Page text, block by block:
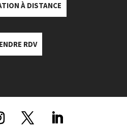
À DISTANCE
RDV